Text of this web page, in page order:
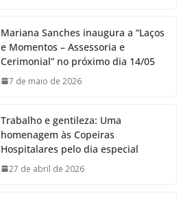
Mariana Sanches inaugura a “Laços
e Momentos – Assessoria e
Cerimonial” no próximo dia 14/05
7 de maio de 2026
Trabalho e gentileza: Uma
homenagem às Copeiras
Hospitalares pelo dia especial
27 de abril de 2026